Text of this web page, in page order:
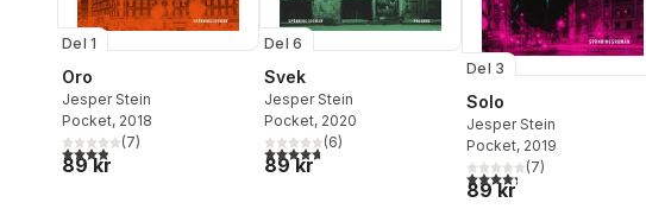
Del 1
Oro
Jesper Stein
Pocket, 2018
3,9utav 5 stjärnor. Totalt antal röster:
(7)
89 kr
Del 6
Svek
Jesper Stein
Pocket, 2020
4,7utav 5 stjärnor. Totalt antal röster:
(6)
89 kr
Del 3
Solo
Jesper Stein
Pocket, 2019
4,3utav 5 stjärnor. Totalt
(7)
89 kr